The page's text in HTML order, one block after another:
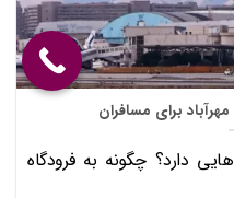
برای مسافران
دارد؟ چگونه به فرودگاه